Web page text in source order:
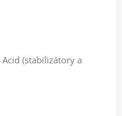
(stabilizátory a